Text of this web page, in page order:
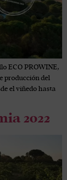
ECO PROWINE,
producción del
el viñedo hasta
2022